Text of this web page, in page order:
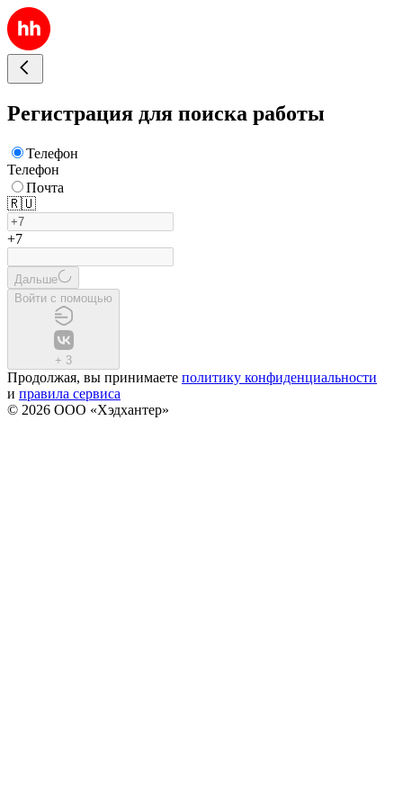
Регистрация для поиска работы
Телефон
Телефон
Почта
🇷🇺
+7
Дальше
Войти с помощью
+ 3
Продолжая, вы принимаете политику конфиденциальности
и правила сервиса
© 2026 ООО «Хэдхантер»